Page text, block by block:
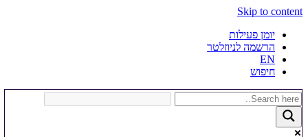
Skip to content
יומן פעילות
הרשמה לניוזלטר
EN
חיפוש